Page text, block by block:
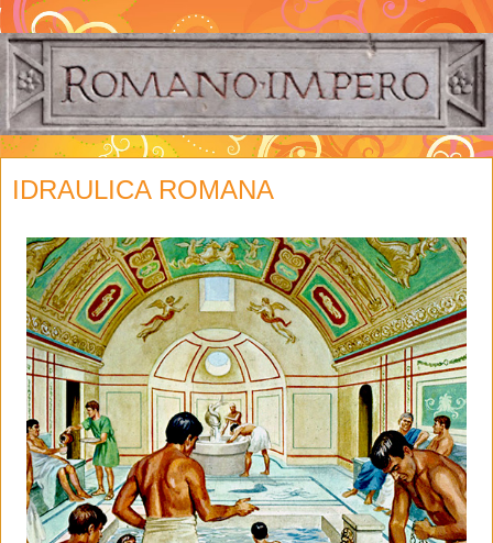
IDRAULICA ROMANA